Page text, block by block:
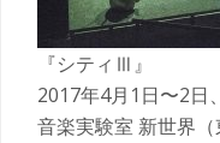
『シティⅢ』
2017年4月1日〜2日
音楽実験室 新世界